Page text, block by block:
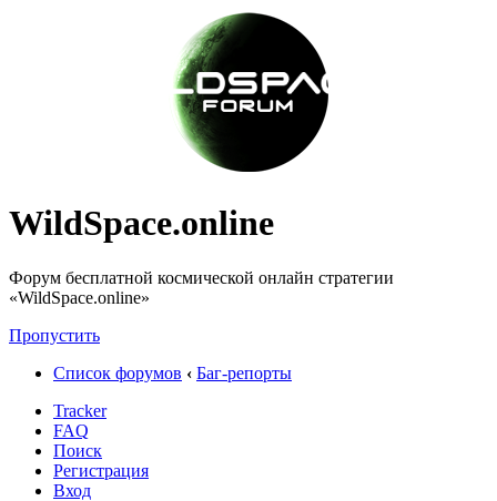
WildSpace.online
Форум бесплатной космической онлайн стратегии
«WildSpace.online»
Пропустить
Список форумов ‹ Баг-репорты
Tracker
FAQ
Поиск
Регистрация
Вход